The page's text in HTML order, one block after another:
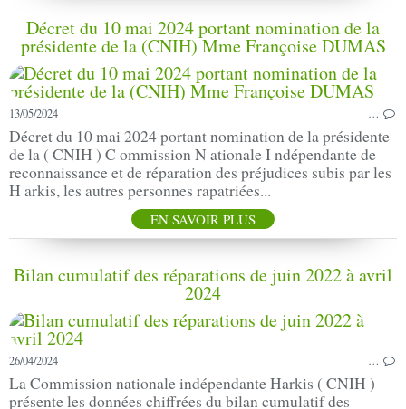
Décret du 10 mai 2024 portant nomination de la
présidente de la (CNIH) Mme Françoise DUMAS
13/05/2024 …
Décret du 10 mai 2024 portant nomination de la présidente
de la ( CNIH ) C ommission N ationale I ndépendante de
reconnaissance et de réparation des préjudices subis par les
H arkis, les autres personnes rapatriées...
EN SAVOIR PLUS
Bilan cumulatif des réparations de juin 2022 à avril
2024
26/04/2024 …
La Commission nationale indépendante Harkis ( CNIH )
présente les données chiffrées du bilan cumulatif des